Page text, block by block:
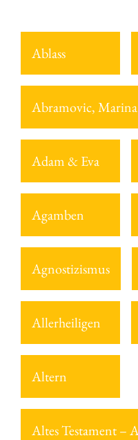
Ablass
Abramovic, Marina
Adam & Eva
Agamben
Agnostizismus
Allerheiligen
Altern
Altes Testament –